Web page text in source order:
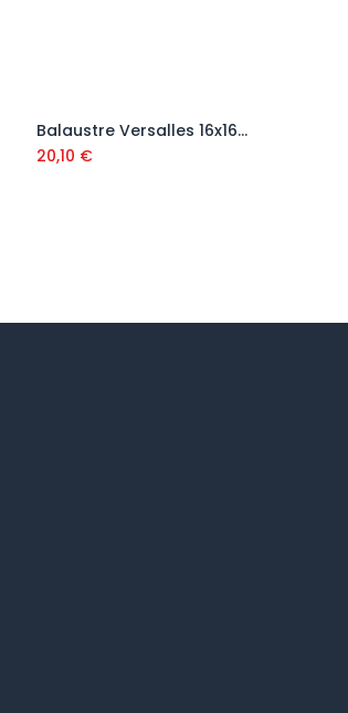
Añadir al carrito
Balaustre Versalles 16x16x65 cm
20,10 €